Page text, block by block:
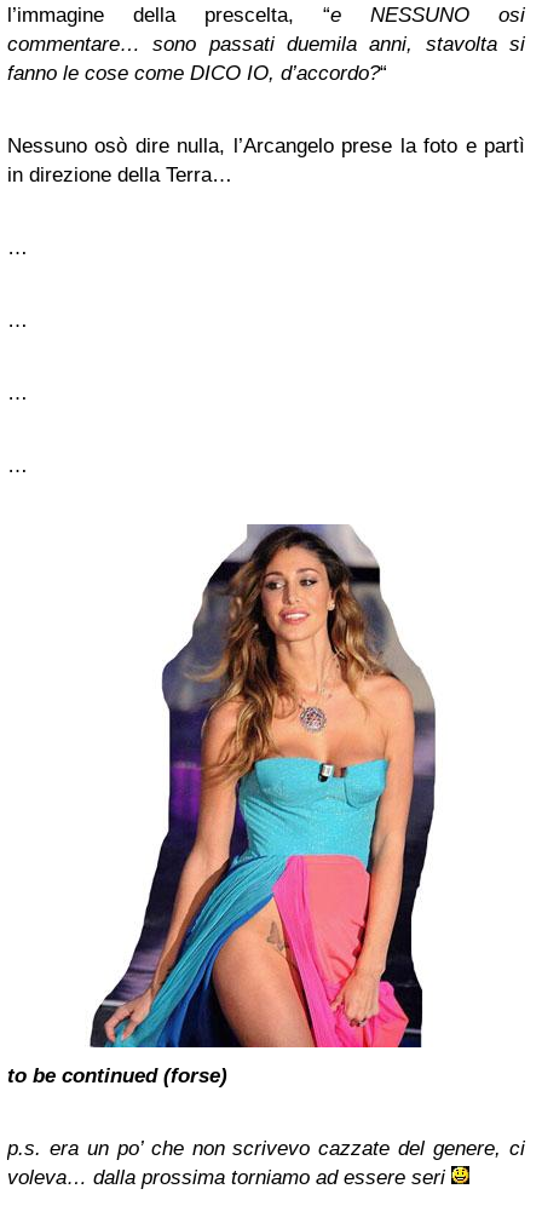
l’immagine della prescelta, “e NESSUNO osi
commentare… sono passati duemila anni, stavolta si
fanno le cose come DICO IO, d’accordo?“
Nessuno osò dire nulla, l’Arcangelo prese la foto e partì
in direzione della Terra…
…
…
…
…
to be continued (forse)
p.s. era un po’ che non scrivevo cazzate del genere, ci
voleva… dalla prossima torniamo ad essere seri